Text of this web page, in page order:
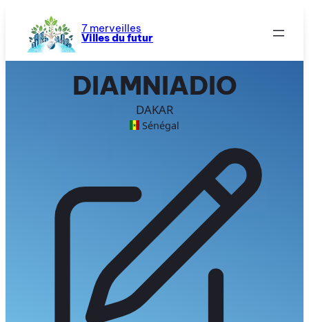
contenu
7 merveilles
Villes du futur
DIAMNIADIO
DAKAR
Sénégal